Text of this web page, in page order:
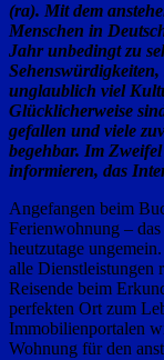
(ra). Mit dem
Menschen in
Jahr unbedingt zu
unglaublich viel
Glücklicherweise
gefallen und viele
begehbar. Im
informieren, das
Angefangen beim
Ferienwohnung –
heutzutage
alle Dienstleistungen
Reisende beim
perfekten Ort zum
Immobilienportalen
Wohnung für den